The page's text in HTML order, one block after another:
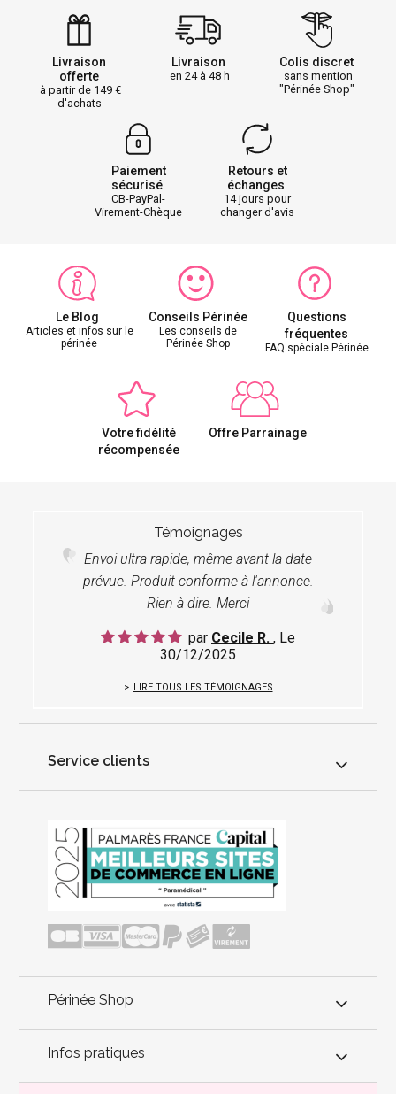
Livraison
offerte
à partir de 149
d'achats
Livraison
en 24 à 48 h
Colis discret
sans mention
"Périnée Shop"
Paiement
sécurisé
CB-PayPal-
Virement-Chèque
Retours et
échanges
14 jours pour
changer d'avis
Le Blog
Articles et infos sur le
périnée
Conseils Périnée
Les conseils de
Périnée Shop
Questions
fréquentes
FAQ spéciale Périnée
Votre fidélité
récompensée
Offre Parrainage
Témoignages
Envoi ultra rapide, même avant la date
prévue. Produit conforme à l'annonce.
Rien à dire. Merci
par Cecile R. , Le
30/12/2025
LIRE TOUS LES TÉMOIGNAGES
Service clients
Périnée Shop
Infos pratiques